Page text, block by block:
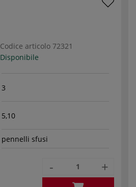
Codice articolo 72321
Disponibile
3
5,10
pennelli sfusi
- +